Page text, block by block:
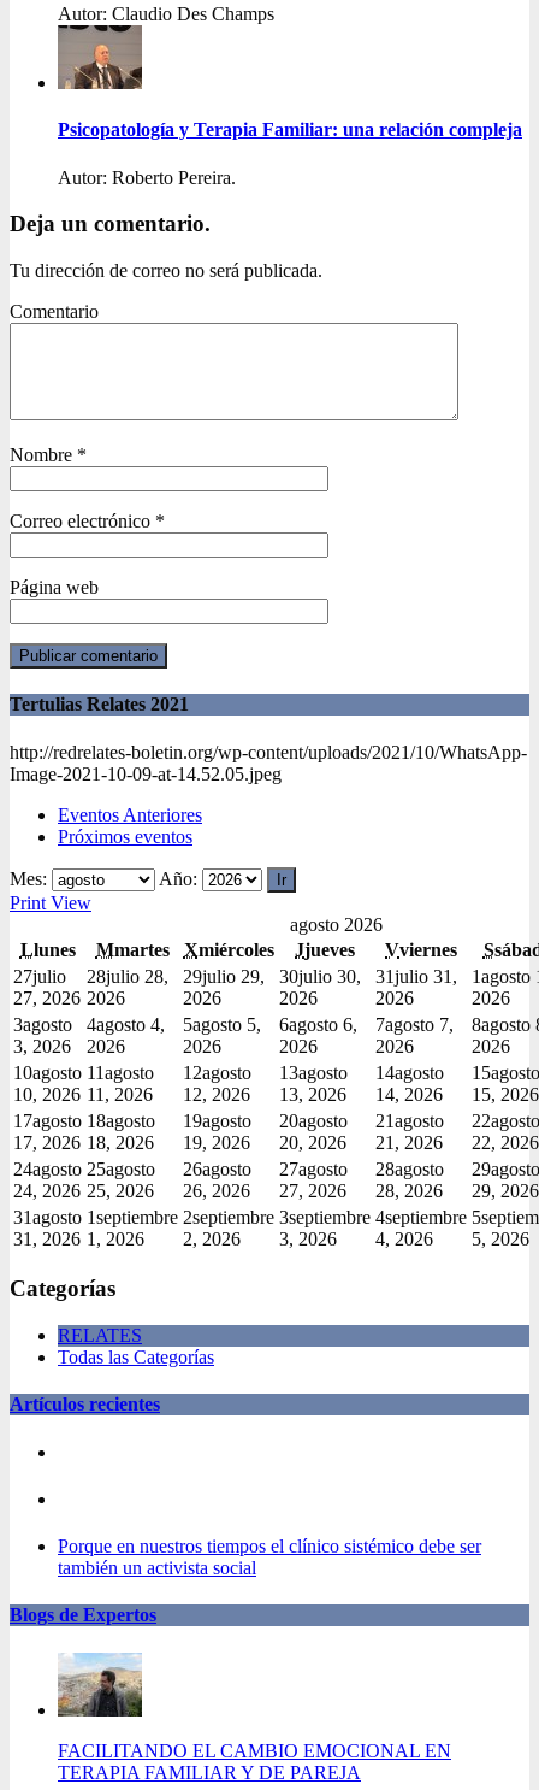
Autor: Claudio Des Champs
Psicopatología y Terapia Familiar: una relación compleja
Autor: Roberto Pereira.
Deja un comentario.
Tu dirección de correo no será publicada.
Comentario
Nombre *
Correo electrónico *
Página web
Tertulias Relates 2021
http://redrelates-boletin.org/wp-content/uploads/2021/10/WhatsApp-
Image-2021-10-09-at-14.52.05.jpeg
Eventos Anteriores
Próximos eventos
Mes:
Año:
Print View
agosto 2026
Llunes Mmartes Xmiércoles Jjueves Vviernes S
27julio
27, 2026
28julio 28,
2026
29julio 29,
2026
30julio 30,
2026
31julio 31,
2026
1agosto
2026
3agosto
3, 2026
4agosto 4,
2026
5agosto 5,
2026
6agosto 6,
2026
7agosto 7,
2026
8agosto
2026
10agosto
10, 2026
11agosto
11, 2026
12agosto
12, 2026
13agosto
13, 2026
14agosto
14, 2026
15agosto
15, 2026
17agosto
17, 2026
18agosto
18, 2026
19agosto
19, 2026
20agosto
20, 2026
21agosto
21, 2026
22agosto
22, 2026
24agosto
24, 2026
25agosto
25, 2026
26agosto
26, 2026
27agosto
27, 2026
28agosto
28, 2026
29agosto
29, 2026
31agosto
31, 2026
1septiembre
1, 2026
2septiembre
2, 2026
3septiembre
3, 2026
4septiembre
4, 2026
5
5, 2026
Categorías
RELATES
Todas las Categorías
Artículos recientes
Porque en nuestros tiempos el clínico sistémico debe ser
también un activista social
Blogs de Expertos
FACILITANDO EL CAMBIO EMOCIONAL EN
TERAPIA FAMILIAR Y DE PAREJA